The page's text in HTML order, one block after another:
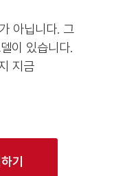
아닙니다. 그
이 있습니다.
지금
기